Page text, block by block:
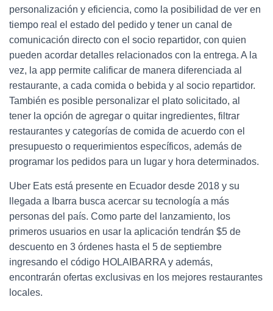
personalización y eficiencia, como la posibilidad de ver en
tiempo real el estado del pedido y tener un canal de
comunicación directo con el socio repartidor, con quien
pueden acordar detalles relacionados con la entrega. A la
vez, la app permite calificar de manera diferenciada al
restaurante, a cada comida o bebida y al socio repartidor.
También es posible personalizar el plato solicitado, al
tener la opción de agregar o quitar ingredientes, filtrar
restaurantes y categorías de comida de acuerdo con el
presupuesto o requerimientos específicos, además de
programar los pedidos para un lugar y hora determinados.
Uber Eats está presente en Ecuador desde 2018 y su
llegada a Ibarra busca acercar su tecnología a más
personas del país. Como parte del lanzamiento, los
primeros usuarios en usar la aplicación tendrán $5 de
descuento en 3 órdenes hasta el 5 de septiembre
ingresando el código HOLAIBARRA y además,
encontrarán ofertas exclusivas en los mejores restaurantes
locales.